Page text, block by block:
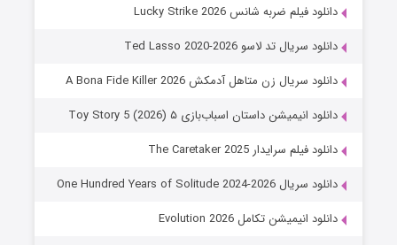
دانلود فیلم ضربه شانس Lucky Strike 2026
دانلود سریال تد لاسو Ted Lasso 2020-2026
دانلود سریال زن متاهل آدمکش A Bona Fide Killer 2026
دانلود انیمیشن داستان اسباب‌بازی ۵ Toy Story 5 (2026)
دانلود فیلم سرایدار The Caretaker 2025
دانلود سریال One Hundred Years of Solitude 2024-2026
دانلود انیمیشن تکامل Evolution 2026